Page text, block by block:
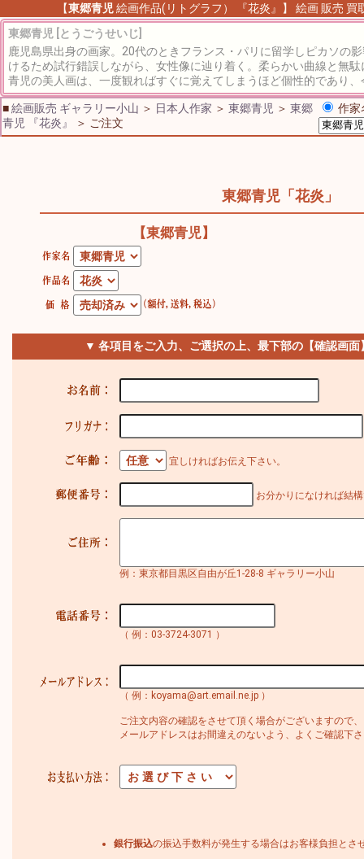
【東郷青児絵画作品(リトグラフ） 『花炎』】 絵画 販売 買
東郷青児 [とうごうせいじ]
鹿児島県出身の画家。20代のときフランス・パリに留学しピカソの
けるため試行錯誤しながら、女性像に辿り着く。柔らかい曲線と無
青児の美人画は、一度観ればすぐに覚えてしまうほど個性的であり
■絵画販売 ギャラリー小山 ＞ 日本人作家 ＞ 東郷青児 ＞ 東郷
青児 『花炎』
＞ ご注文
作家
東郷青児「花炎」
【東郷青児】
▼ 各項目をご入力、ご選択の上、最下部の【確認画
宜しければお伝え下さい。
お分かりになければ結
例：東京都目黒区自由が丘1-28-8 ギャラリー小山
（ 例：03-3724-3071 ）
（ 例：koyama@art.email.ne.jp ）
ご注文内容の確認をさせて頂く場合がございますので、
メールアドレスはお間違えのないよう、よくご確認下
銀行振込の振込手数料が発生する場合はお客様負担とさ